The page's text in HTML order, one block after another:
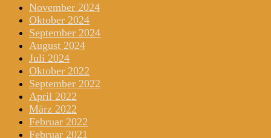
November 2024
Oktober 2024
September 2024
August 2024
Juli 2024
Oktober 2022
September 2022
April 2022
März 2022
Februar 2022
Februar 2021